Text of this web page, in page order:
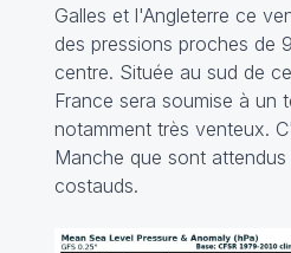
Galles et l'Angleterre ce
des pressions proches de
centre. Située au sud de
France sera soumise à un
notamment très venteux.
Manche que sont
costauds.